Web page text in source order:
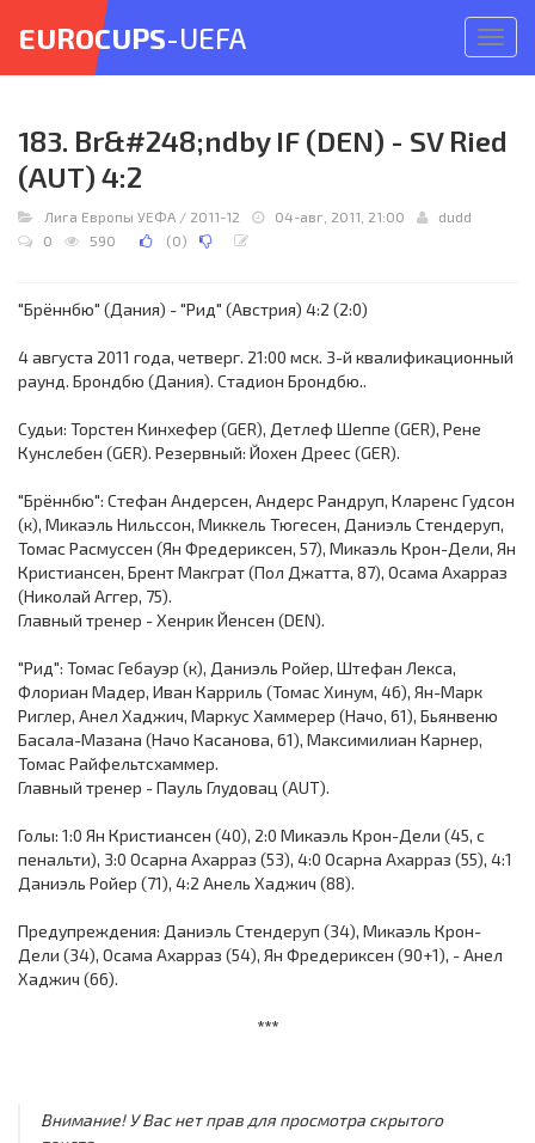
меню
EUROCUPS-UEFA
183. Br&#248;ndby IF (DEN) - SV Ried
(AUT) 4:2
Лига Европы УЕФА / 2011-12 04-авг, 2011, 21:00
dudd
0
590 (0)
"Брённбю" (Дания) - "Рид" (Австрия) 4:2 (2:0)
4 августа 2011 года, четверг. 21:00 мск. 3-й квалификационный
раунд. Брондбю (Дания). Стадион Брондбю..
Судьи: Торстен Кинхефер (GER), Детлеф Шеппе (GER), Рене
Кунслебен (GER). Резервный: Йохен Дреес (GER).
"Брённбю": Стефан Андерсен, Андерс Рандруп, Кларенс Гудсон
(к), Микаэль Нильссон, Миккель Тюгесен, Даниэль Стендеруп,
Томас Расмуссен (Ян Фредериксен, 57), Микаэль Крон-Дели, Ян
Кристиансен, Брент Макграт (Пол Джатта, 87), Осама Ахарраз
(Николай Аггер, 75).
Главный тренер - Хенрик Йенсен (DEN).
"Рид": Томас Гебауэр (к), Даниэль Ройер, Штефан Лекса,
Флориан Мадер, Иван Карриль (Томас Хинум, 46), Ян-Марк
Риглер, Анел Хаджич, Маркус Хаммерер (Начо, 61), Бьянвеню
Басала-Мазана (Начо Касанова, 61), Максимилиан Карнер,
Томас Райфельтсхаммер.
Главный тренер - Пауль Глудовац (AUT).
Голы: 1:0 Ян Кристиансен (40), 2:0 Микаэль Крон-Дели (45, с
пенальти), 3:0 Осарна Ахарраз (53), 4:0 Осарна Ахарраз (55), 4:1
Даниэль Ройер (71), 4:2 Анель Хаджич (88).
Предупреждения: Даниэль Стендеруп (34), Микаэль Крон-
Дели (34), Осама Ахарраз (54), Ян Фредериксен (90+1), - Анел
Хаджич (66).
***
Внимание! У Вас нет прав для просмотра скрытого